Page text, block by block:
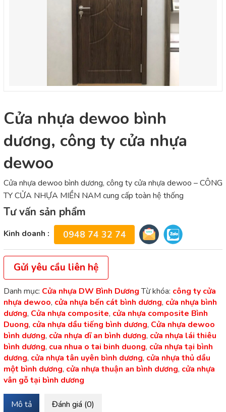
Cửa nhựa dewoo bình
dương, công ty cửa nhựa
dewoo
Cửa nhựa dewoo bình dương, công ty cửa nhựa dewoo – CÔNG
TY CỬA NHỰA MIỀN NAM cung cấp toàn hệ thống
Tư vấn sản phẩm
Kinh doanh : 0948 74 32 74
Gửi yêu cầu liên hệ
Danh mục: Cửa nhựa DW Bình Dương Từ khóa: công ty cửa
nhựa dewoo, cửa nhựa bến cát bình dương, cửa nhựa bình
dương, Cửa nhựa composite, cửa nhựa composite Bình
Duong, cửa nhựa dầu tiếng bình dương, Cửa nhựa dewoo
bình dương, cửa nhựa dĩ an bình dương, cửa nhựa lái thiêu
bình dương, cua nhua o tai binh duong, cửa nhựa tại bình
dương, cửa nhựa tân uyên bình dương, cửa nhựa thủ dầu
một bình dương, cửa nhựa thuận an bình dương, cửa nhựa
vân gỗ tại bình dương
Mô tả Đánh giá (0)